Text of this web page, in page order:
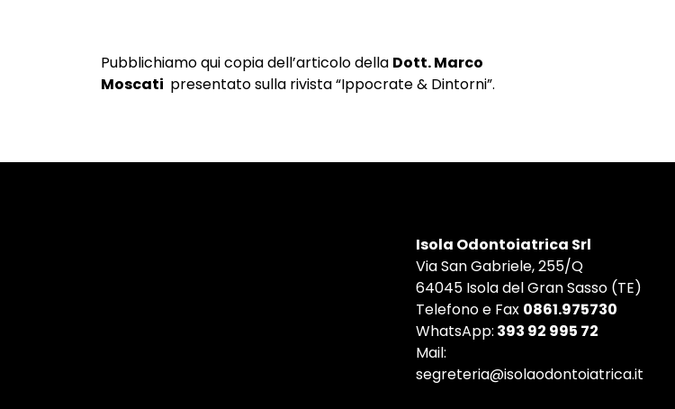
Pubblichiamo qui copia dell’articolo della Dott. Marco
Moscati presentato sulla rivista “Ippocrate & Dintorni”.
Isola Odontoiatrica Srl
Via San Gabriele, 255/Q
64045 Isola del Gran Sasso (TE)
Telefono e Fax 0861.975730
WhatsApp: 393 92 995 72
Mail:
segreteria@isolaodontoiatrica.it